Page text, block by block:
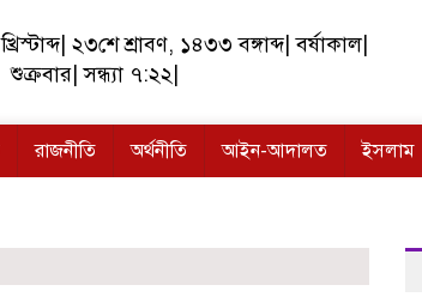
২৩শে শ্রাবণ, ১৪৩৩ বঙ্গাব্দ| বর্ষাকাল|
শুক্রবার| সন্ধ্যা ৭:২২|
রাজনীতি অর্থনীতি আইন-আদালত ইসলাম